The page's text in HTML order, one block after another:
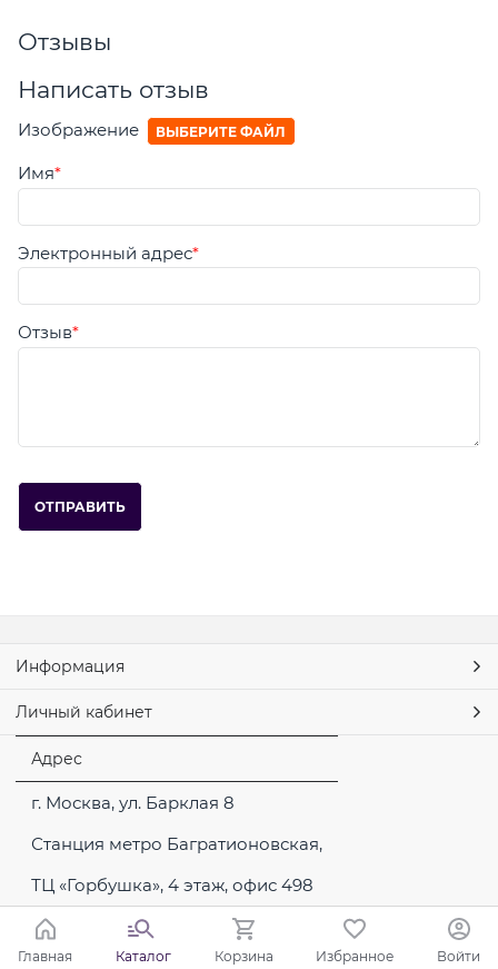
Отзывы
Написать отзыв
Изображение ВЫБЕРИТЕ ФАЙЛ
Имя
Электронный адрес
Отзыв
Информация
Личный кабинет
Адрес
г. Москва, ул. Барклая 8
Станция метро Багратионовская,
ТЦ «Горбушка», 4 этаж, офис 498
Главная Каталог Корзина Избранное Войти